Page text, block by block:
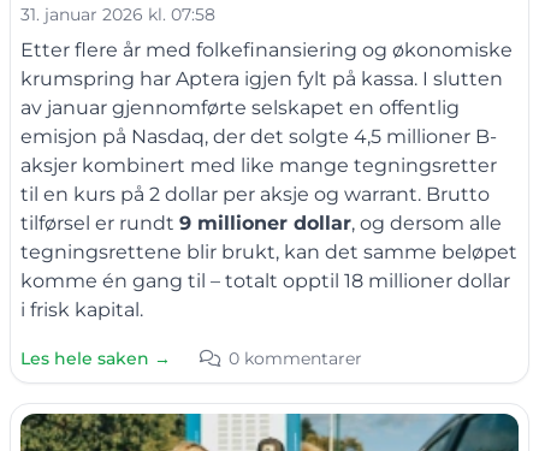
31. januar 2026 kl. 07:58
Etter flere år med folkefinansiering og økonomiske
krumspring har Aptera igjen fylt på kassa. I slutten
av januar gjennomførte selskapet en offentlig
emisjon på Nasdaq, der det solgte 4,5 millioner B-
aksjer kombinert med like mange tegningsretter
til en kurs på 2 dollar per aksje og warrant. Brutto
tilførsel er rundt 9 millioner dollar, og dersom alle
tegningsrettene blir brukt, kan det samme beløpet
komme én gang til – totalt opptil 18 millioner dollar
i frisk kapital.
Les hele saken → 0 kommentarer